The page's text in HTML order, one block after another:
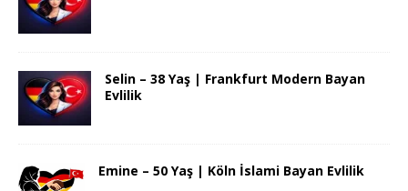
Selin – 38 Yaş | Frankfurt Modern Bayan
Evlilik
Emine – 50 Yaş | Köln İslami Bayan Evlilik